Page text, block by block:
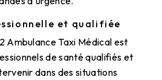
et qualifiée
Ambulance Taxi Médical est
de santé qualifiés et
dans des situations